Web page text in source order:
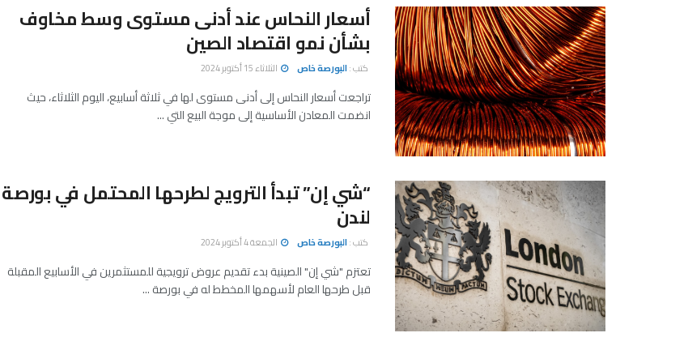
أسعار النحاس عند أدنى مستوى وسط مخاوف
بشأن نمو اقتصاد الصين
كتب :البورصة خاص الثلاثاء 15 أكتوبر 2024
تراجعت أسعار النحاس إلى أدنى مستوى لها في ثلاثة أسابيع، اليوم الثلاثاء، حيث
انضمت المعادن الأساسية إلى موجة البيع التي ...
“شي إن” تبدأ الترويج لطرحها المحتمل في بورصة
لندن
كتب :البورصة خاص الجمعة 4 أكتوبر 2024
تعتزم "شي إن" الصينية بدء تقديم عروض ترويجية للمستثمرين في الأسابيع المقبلة
قبل طرحها العام لأسهمها المخطط له في بورصة ...